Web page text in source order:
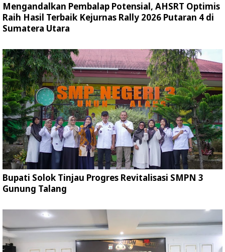
Mengandalkan Pembalap Potensial, AHSRT Optimis
Raih Hasil Terbaik Kejurnas Rally 2026 Putaran 4 di
Sumatera Utara
Bupati Solok Tinjau Progres Revitalisasi SMPN 3
Gunung Talang